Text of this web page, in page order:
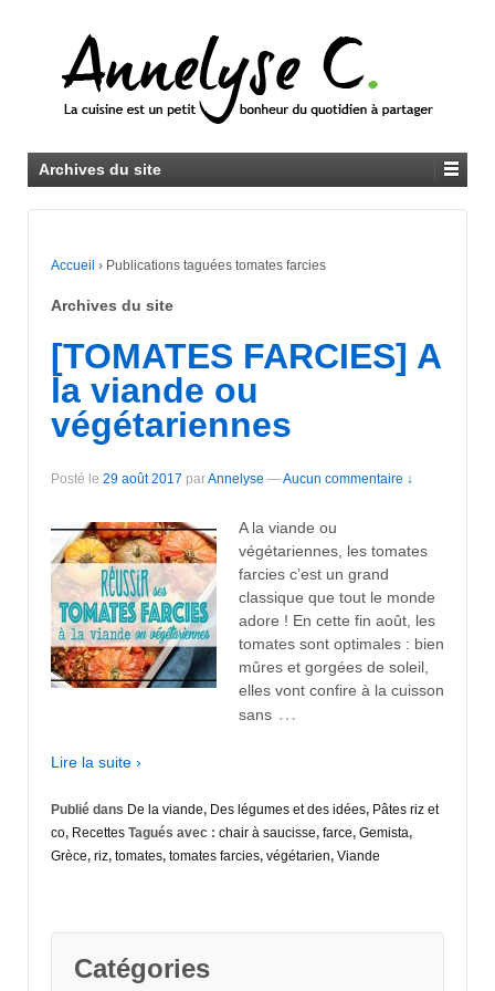
Archives du site
Accueil › Publications taguées tomates farcies
Archives du site
[TOMATES FARCIES] A
la viande ou
végétariennes
Posté le 29 août 2017 parAnnelyse —Aucun commentaire ↓
A la viande ou
végétariennes, les tomates
farcies c’est un grand
classique que tout le monde
adore ! En cette fin août, les
tomates sont optimales : bien
mûres et gorgées de soleil,
elles vont confire à la cuisson
sans …
Lire la suite ›
Publié dans De la viande, Des légumes et des idées, Pâtes riz et
co, Recettes Tagués avec : chair à saucisse, farce, Gemista,
Grèce, riz, tomates, tomates farcies, végétarien, Viande
Catégories